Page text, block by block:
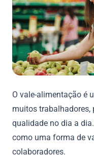
O vale-alimentação é
muitos
qualidade no dia a
como uma forma de
colaboradores.